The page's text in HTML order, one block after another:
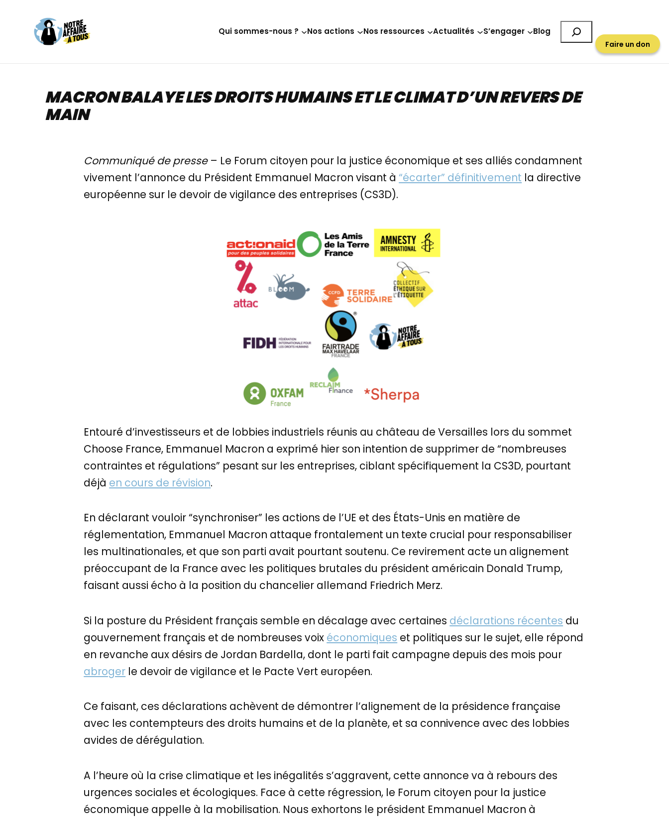
contenu
Qui sommes-nous ? Nos actions Nos ressources Actualités S’engager Blog
Faire un don
MACRON BALAYE LES DROITS HUMAINS ET LE CLIMAT D’UN REVERS DE
MAIN
Communiqué de presse– Le Forum citoyen pour la justice économique et ses alliés condamnent
vivement l’annonce du Président Emmanuel Macron visant à“écarter” définitivement la directive
européenne sur le devoir de vigilance des entreprises (CS3D).
Entouré d’investisseurs et de lobbies industriels réunis au château de Versailles lors du sommet
Choose France, Emmanuel Macron a exprimé hier son intention de supprimer de “nombreuses
contraintes et régulations” pesant sur les entreprises, ciblant spécifiquement la CS3D, pourtant
déjà en cours de révision.
En déclarant vouloir “synchroniser” les actions de l’UE et des États-Unis en matière de
réglementation, Emmanuel Macron attaque frontalement un texte crucial pour responsabiliser
les multinationales, et que son parti avait pourtant soutenu. Ce revirement acte un alignement
préoccupant de la France avec les politiques brutales du président américain Donald Trump,
faisant aussi écho à la position du chancelier allemand Friedrich Merz.
Si la posture du Président français semble en décalage avec certaines déclarations récentes du
gouvernement français et de nombreuses voix économiques et politiques sur le sujet, elle répond
en revanche aux désirs de Jordan Bardella, dont le parti fait campagne depuis des mois pour
abroger le devoir de vigilance et le Pacte Vert européen.
Ce faisant, ces déclarations achèvent de démontrer l’alignement de la présidence française
avec les contempteurs des droits humains et de la planète, et sa connivence avec des lobbies
avides de dérégulation.
A l’heure où la crise climatique et les inégalités s’aggravent, cette annonce va à rebours des
urgences sociales et écologiques. Face à cette régression, le Forum citoyen pour la justice
économique appelle à la mobilisation. Nous exhortons le président Emmanuel Macron à